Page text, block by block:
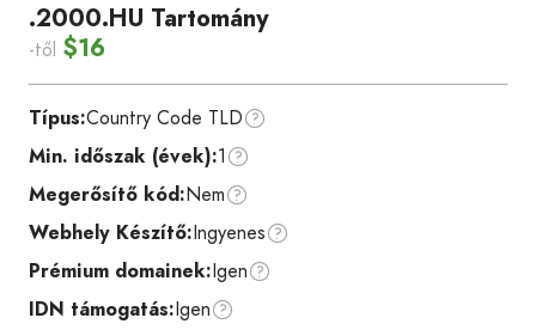
.2000.HU Tartomány
-től $16
Típus:Country Code TLD
Min. időszak (évek):1
Megerősítő kód:Nem
Webhely Készítő:Ingyenes
Prémium domainek:Igen
IDN támogatás:Igen